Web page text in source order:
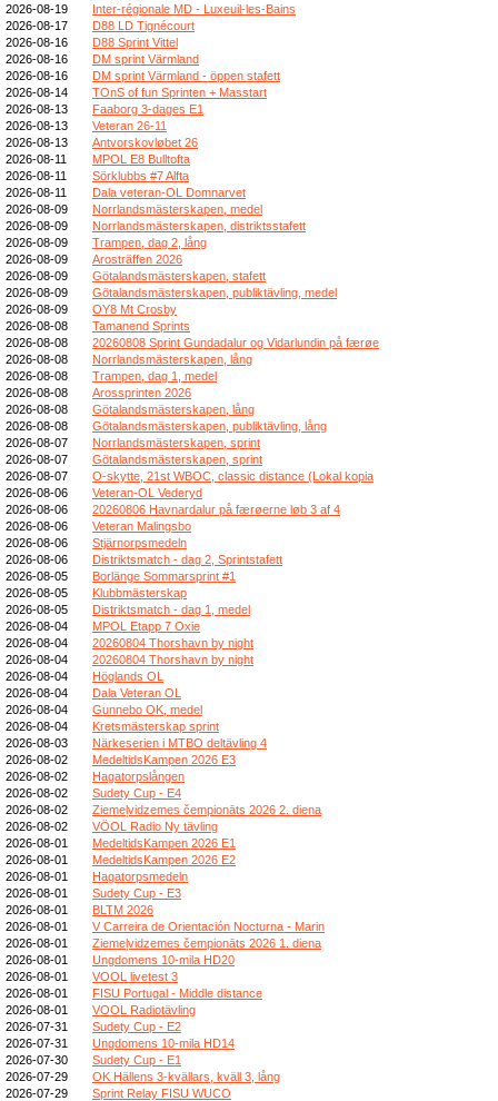
2026-08-19
Inter-régionale MD - Luxeuil-les-Bains
2026-08-17
D88 LD Tignécourt
2026-08-16
D88 Sprint Vittel
2026-08-16
DM sprint Värmland
2026-08-16
DM sprint Värmland - öppen stafett
2026-08-14
TOnS of fun Sprinten + Masstart
2026-08-13
Faaborg 3-dages E1
2026-08-13
Veteran 26-11
2026-08-13
Antvorskovløbet 26
2026-08-11
MPOL E8 Bulltofta
2026-08-11
Sörklubbs #7 Alfta
2026-08-11
Dala veteran-OL Domnarvet
2026-08-09
Norrlandsmästerskapen, medel
2026-08-09
Norrlandsmästerskapen, distriktsstafett
2026-08-09
Trampen, dag 2, lång
2026-08-09
Arosträffen 2026
2026-08-09
Götalandsmästerskapen, stafett
2026-08-09
Götalandsmästerskapen, publiktävling, medel
2026-08-09
OY8 Mt Crosby
2026-08-08
Tamanend Sprints
2026-08-08
20260808 Sprint Gundadalur og Vidarlundin på færøe
2026-08-08
Norrlandsmästerskapen, lång
2026-08-08
Trampen, dag 1, medel
2026-08-08
Arossprinten 2026
2026-08-08
Götalandsmästerskapen, lång
2026-08-08
Götalandsmästerskapen, publiktävling, lång
2026-08-07
Norrlandsmästerskapen, sprint
2026-08-07
Götalandsmästerskapen, sprint
2026-08-07
O-skytte, 21st WBOC, classic distance (Lokal kopia
2026-08-06
Veteran-OL Vederyd
2026-08-06
20260806 Havnardalur på færøerne løb 3 af 4
2026-08-06
Veteran Malingsbo
2026-08-06
Stjärnorpsmedeln
2026-08-06
Distriktsmatch - dag 2, Sprintstafett
2026-08-05
Borlänge Sommarsprint #1
2026-08-05
Klubbmästerskap
2026-08-05
Distriktsmatch - dag 1, medel
2026-08-04
MPOL Etapp 7 Oxie
2026-08-04
20260804 Thorshavn by night
2026-08-04
20260804 Thorshavn by night
2026-08-04
Höglands OL
2026-08-04
Dala Veteran OL
2026-08-04
Gunnebo OK, medel
2026-08-04
Kretsmästerskap sprint
2026-08-03
Närkeserien i MTBO deltävling 4
2026-08-02
MedeltidsKampen 2026 E3
2026-08-02
Hagatorpslången
2026-08-02
Sudety Cup - E4
2026-08-02
Ziemeļvidzemes čempionāts 2026 2. diena
2026-08-02
VÖOL Radio Ny tävling
2026-08-01
MedeltidsKampen 2026 E1
2026-08-01
MedeltidsKampen 2026 E2
2026-08-01
Hagatorpsmedeln
2026-08-01
Sudety Cup - E3
2026-08-01
BLTM 2026
2026-08-01
V Carreira de Orientación Nocturna - Marin
2026-08-01
Ziemeļvidzemes čempionāts 2026 1. diena
2026-08-01
Ungdomens 10-mila HD20
2026-08-01
VOOL livetest 3
2026-08-01
FISU Portugal - Middle distance
2026-08-01
VOOL Radiotävling
2026-07-31
Sudety Cup - E2
2026-07-31
Ungdomens 10-mila HD14
2026-07-30
Sudety Cup - E1
2026-07-29
OK Hällens 3-kvällars, kväll 3, lång
2026-07-29
Sprint Relay FISU WUCO